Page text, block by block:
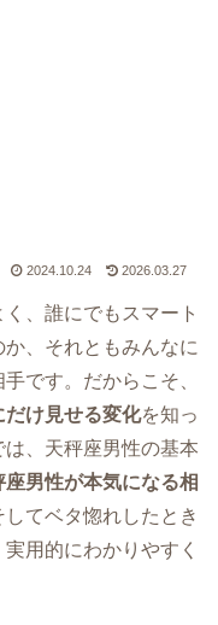
2024.10.24 2026.03.27
、誰にでもスマート
、それともみんなに
です。だからこそ、
だけ見せる変化を知っ
、天秤座男性の基本
座男性が本気になる相
してベタ惚れしたとき
用的にわかりやすく